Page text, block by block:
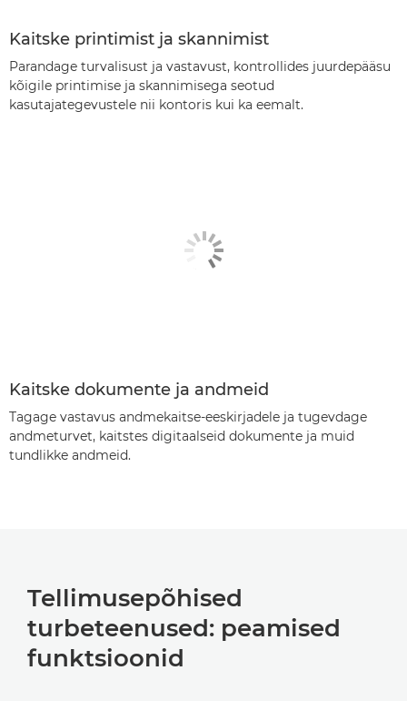
Kaitske printimist ja skannimist
Parandage turvalisust ja vastavust, kontrollides juurdepääsu
kõigile printimise ja skannimisega seotud
kasutajategevustele nii kontoris kui ka eemalt.
Kaitske dokumente ja andmeid
Tagage vastavus andmekaitse-eeskirjadele ja tugevdage
andmeturvet, kaitstes digitaalseid dokumente ja muid
tundlikke andmeid.
Tellimusepõhised
turbeteenused: peamised
funktsioonid